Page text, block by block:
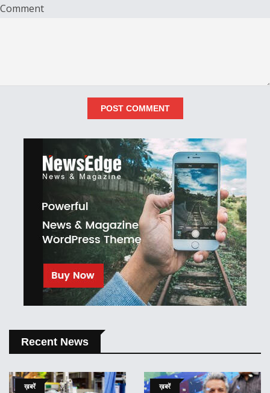
Comment
POST COMMENT
Recent News
ख़बरें ख़बरें